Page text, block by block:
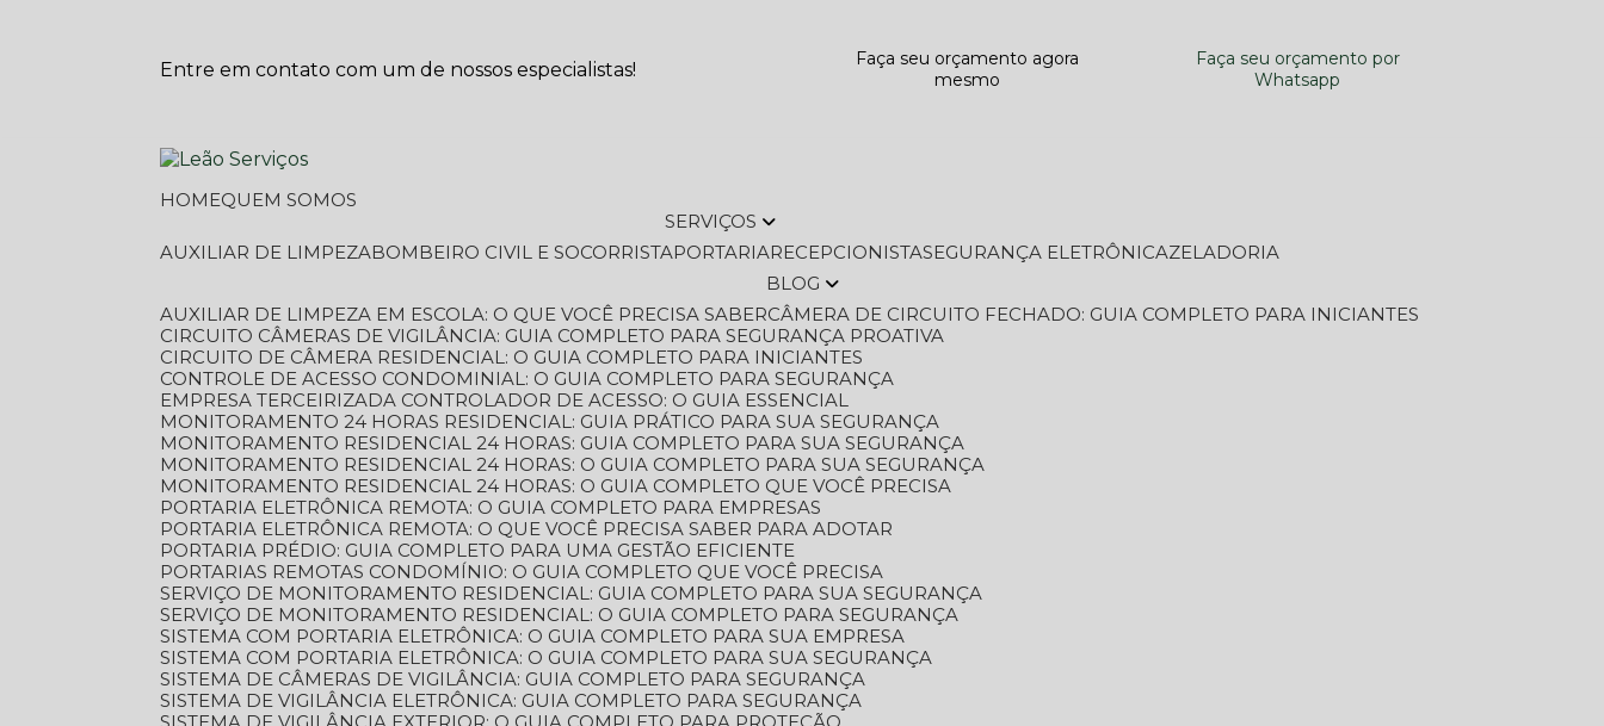
Entre em contato com um de nossos especialistas!
Faça seu orçamento agora
mesmo
Faça seu orçamento por
Whatsapp
HOME
QUEM SOMOS
SERVIÇOS
AUXILIAR DE LIMPEZA
BOMBEIRO CIVIL E SOCORRISTA PORTARIA RECEPCIONISTA SEGURANÇA ELETRÔNICA
ZELADORIA
BLOG
AUXILIAR DE LIMPEZA EM ESCOLA: O QUE VOCÊ PRECISA SABER
CÂMERA DE CIRCUITO FECHADO: GUIA COMPLETO PARA INICIANTES
CIRCUITO CÂMERAS DE VIGILÂNCIA: GUIA COMPLETO PARA SEGURANÇA PROATIVA
CIRCUITO DE CÂMERA RESIDENCIAL: O GUIA COMPLETO PARA INICIANTES
CONTROLE DE ACESSO CONDOMINIAL: O GUIA COMPLETO PARA SEGURANÇA
EMPRESA TERCEIRIZADA CONTROLADOR DE ACESSO: O GUIA ESSENCIAL
MONITORAMENTO 24 HORAS RESIDENCIAL: GUIA PRÁTICO PARA SUA SEGURANÇA
MONITORAMENTO RESIDENCIAL 24 HORAS: GUIA COMPLETO PARA SUA SEGURANÇA
MONITORAMENTO RESIDENCIAL 24 HORAS: O GUIA COMPLETO PARA SUA SEGURANÇA
MONITORAMENTO RESIDENCIAL 24 HORAS: O GUIA COMPLETO QUE VOCÊ PRECISA
PORTARIA ELETRÔNICA REMOTA: O GUIA COMPLETO PARA EMPRESAS
PORTARIA ELETRÔNICA REMOTA: O QUE VOCÊ PRECISA SABER PARA ADOTAR
PORTARIA PRÉDIO: GUIA COMPLETO PARA UMA GESTÃO EFICIENTE
PORTARIAS REMOTAS CONDOMÍNIO: O GUIA COMPLETO QUE VOCÊ PRECISA
SERVIÇO DE MONITORAMENTO RESIDENCIAL: GUIA COMPLETO PARA SUA SEGURANÇA
SERVIÇO DE MONITORAMENTO RESIDENCIAL: O GUIA COMPLETO PARA SEGURANÇA
SISTEMA COM PORTARIA ELETRÔNICA: O GUIA COMPLETO PARA SUA EMPRESA
SISTEMA COM PORTARIA ELETRÔNICA: O GUIA COMPLETO PARA SUA SEGURANÇA
SISTEMA DE CÂMERAS DE VIGILÂNCIA: GUIA COMPLETO PARA SEGURANÇA
SISTEMA DE VIGILÂNCIA ELETRÔNICA: GUIA COMPLETO PARA SEGURANÇA